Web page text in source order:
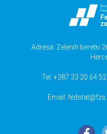
Adresa: Zelenih beretki
Tel: +387 33 20 64
Email: